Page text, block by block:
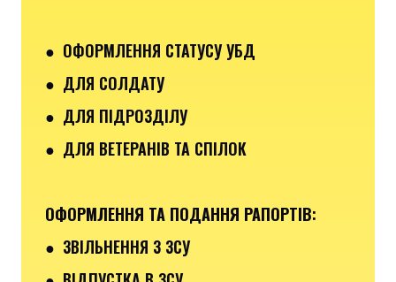
● ОФОРМЛЕННЯ СТАТУСУ УБД
● ДЛЯ СОЛДАТУ
● ДЛЯ ПІДРОЗДІЛУ
● ДЛЯ ВЕТЕРАНІВ ТА СПІЛОК
ОФОРМЛЕННЯ ТА ПОДАННЯ РАПОРТІВ:
● ЗВІЛЬНЕННЯ З ЗСУ